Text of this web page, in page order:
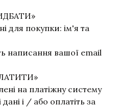
для покупки: ім'я та
написання вашої email
на платіжну систему
дані і / або оплатіть за